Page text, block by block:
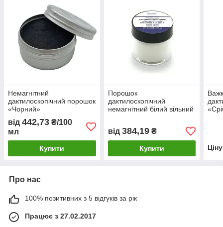
Немагнітний
дактилоскопічний порошок
«Чорний»
від 442,73 ₴/100
мл
Купити
Порошок
дактилоскопічний
немагнітний білий вільний
від 384,19₴
Купити
Про нас
100% позитивних з 5 відгуків за рік
Працює з 27.02.2017